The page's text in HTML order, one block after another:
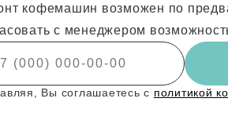
кофемашин возможен по
с менеджером
Вы соглашаетесь с политикой